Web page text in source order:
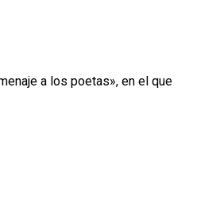
a los poetas», en el que